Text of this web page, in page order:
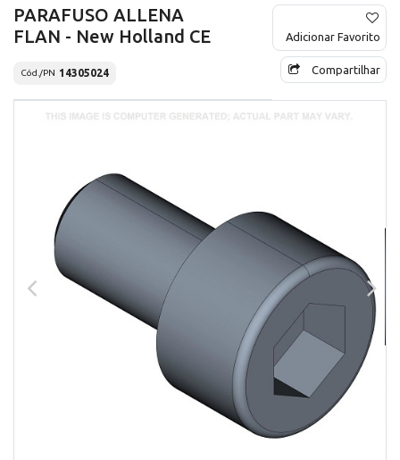
PARAFUSO ALLENA
FLAN - New Holland CE
Cód./PN 14305024
Adicionar Favorito
Compartilhar